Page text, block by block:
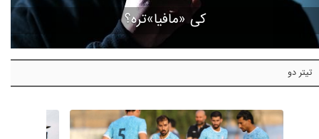
کی «مافیا»تره؟
تیتر دو